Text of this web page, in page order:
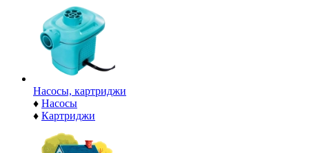
Насосы, картриджи
♦ Насосы
♦ Картриджи